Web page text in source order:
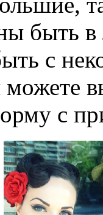
быть
с
с